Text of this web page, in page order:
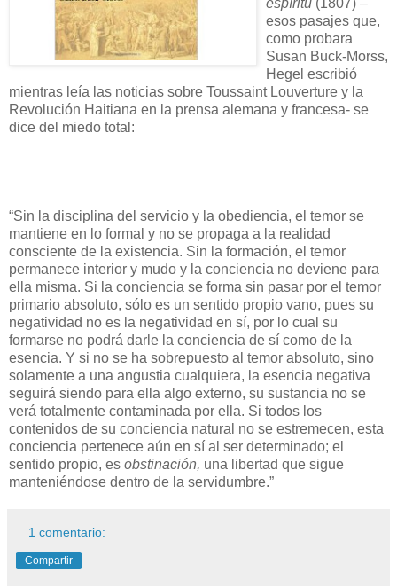
espíritu (1807) –
esos pasajes que,
como probara
Susan Buck-Morss,
Hegel escribió
mientras leía las noticias sobre Toussaint Louverture y la
Revolución Haitiana en la prensa alemana y francesa- se
dice del miedo total:
“Sin la disciplina del servicio y la obediencia, el temor se
mantiene en lo formal y no se propaga a la realidad
consciente de la existencia. Sin la formación, el temor
permanece interior y mudo y la conciencia no deviene para
ella misma. Si la conciencia se forma sin pasar por el temor
primario absoluto, sólo es un sentido propio vano, pues su
negatividad no es la negatividad en sí, por lo cual su
formarse no podrá darle la conciencia de sí como de la
esencia. Y si no se ha sobrepuesto al temor absoluto, sino
solamente a una angustia cualquiera, la esencia negativa
seguirá siendo para ella algo externo, su sustancia no se
verá totalmente contaminada por ella. Si todos los
contenidos de su conciencia natural no se estremecen, esta
conciencia pertenece aún en sí al ser determinado; el
sentido propio, es obstinación, una libertad que sigue
manteniéndose dentro de la servidumbre.”
1 comentario:
Compartir